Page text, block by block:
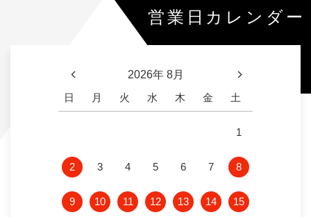
営業日カレンダー
2026年 8月
日
月 火 水 木 金 土
1
2 3 4 5 6 7 8
9 10 11 12 13 14 15